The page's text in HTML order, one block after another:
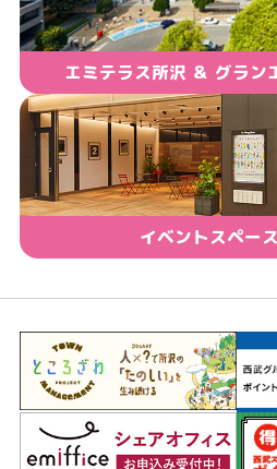
エミテラス所沢 ＆ グラン
イベントスペー